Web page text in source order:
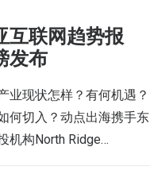
互联网趋势报
发布
业现状怎样？有何机遇？
何切入？动点出海携手东
机构North Ridge…